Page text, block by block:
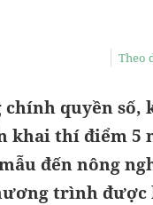
Theo
quyền số,
khai thí điểm 5
đến nông
trình được